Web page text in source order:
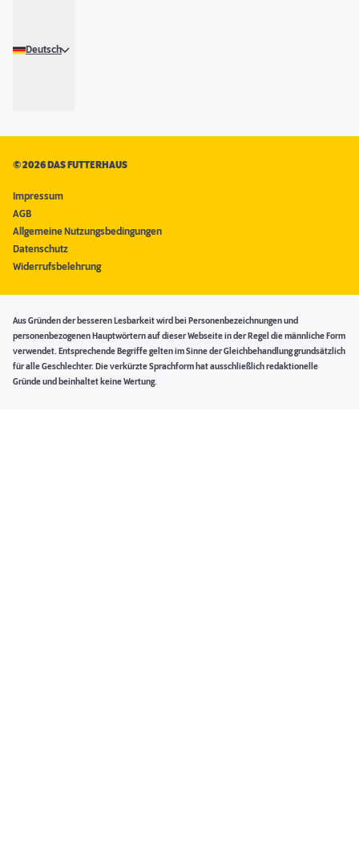
Deutsch
©2026 DAS FUTTERHAUS
Impressum
AGB
Allgemeine Nutzungsbedingungen
Datenschutz
Widerrufsbelehrung
Aus Gründen der besseren Lesbarkeit wird bei Personenbezeichnungen und
personenbezogenen Hauptwörtern auf dieser Webseite in der Regel die männliche Form
verwendet. Entsprechende Begriffe gelten im Sinne der Gleichbehandlung grundsätzlich
für alle Geschlechter. Die verkürzte Sprachform hat ausschließlich redaktionelle
Gründe und beinhaltet keine Wertung.